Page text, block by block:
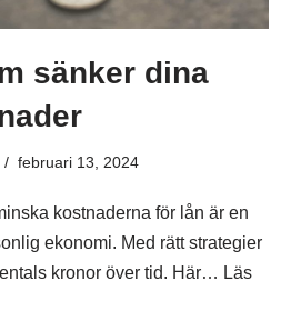
sänker dina
februari 13, 2024
kostnaderna för lån är en
ekonomi. Med rätt strategier
kronor över tid. Här… Läs